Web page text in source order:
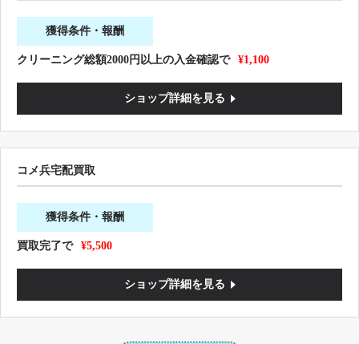
獲得条件・報酬
クリーニング総額2000円以上の入金確認で ¥1,100
ショップ詳細を見る
コメ兵宅配買取
獲得条件・報酬
買取完了で ¥5,500
ショップ詳細を見る